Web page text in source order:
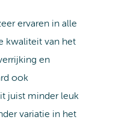
ervaren in alle
kwaliteit van het
en
ook
juist minder leuk
variatie in het